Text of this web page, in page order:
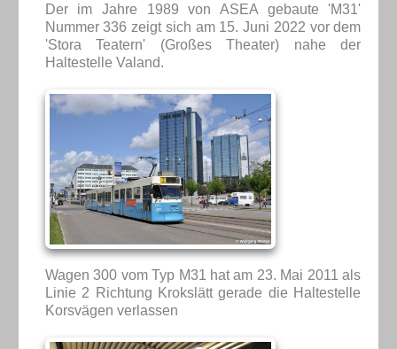
Der im Jahre 1989 von ASEA gebaute 'M31'
Nummer 336 zeigt sich am 15. Juni 2022 vor dem
'Stora Teatern' (Großes Theater) nahe der
Haltestelle Valand.
Wagen 300 vom Typ M31 hat am 23. Mai 2011 als
Linie 2 Richtung Krokslätt gerade die Haltestelle
Korsvägen verlassen